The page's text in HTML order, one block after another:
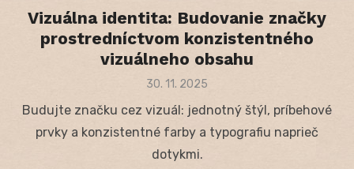
Vizuálna identita: Budovanie značky
prostredníctvom konzistentného
vizuálneho obsahu
Posted
30. 11. 2025
Budujte značku cez vizuál: jednotný štýl, príbehové
prvky a konzistentné farby a typografiu naprieč
dotykmi.